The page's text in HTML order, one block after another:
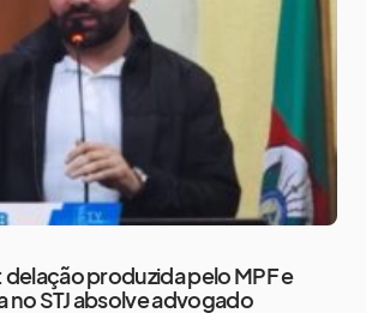
produzida pelo MPF e
STJ absolve advogado